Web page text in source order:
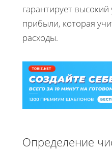
гарантирует
прибыли, которая
расходы.
Определение